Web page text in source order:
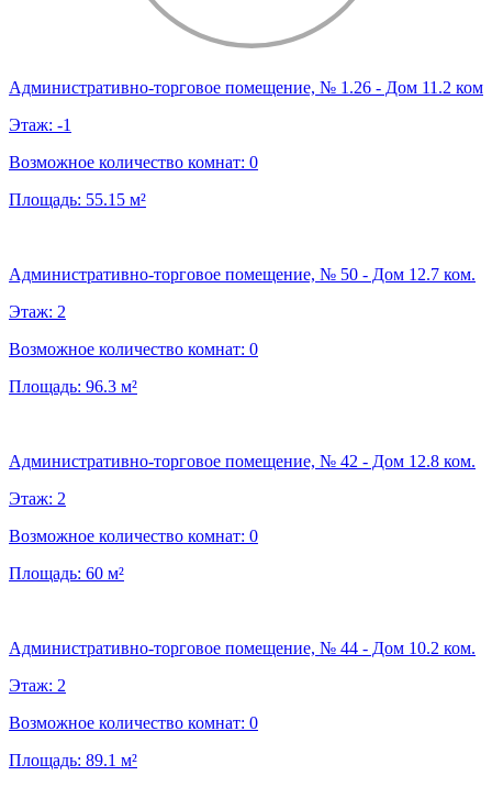
Административно-торговое помещение, № 1.26 - Дом 11.2 ком
Этаж: -1
Возможное количество комнат: 0
Площадь: 55.15 м²
Административно-торговое помещение, № 50 - Дом 12.7 ком.
Этаж: 2
Возможное количество комнат: 0
Площадь: 96.3 м²
Административно-торговое помещение, № 42 - Дом 12.8 ком.
Этаж: 2
Возможное количество комнат: 0
Площадь: 60 м²
Административно-торговое помещение, № 44 - Дом 10.2 ком.
Этаж: 2
Возможное количество комнат: 0
Площадь: 89.1 м²